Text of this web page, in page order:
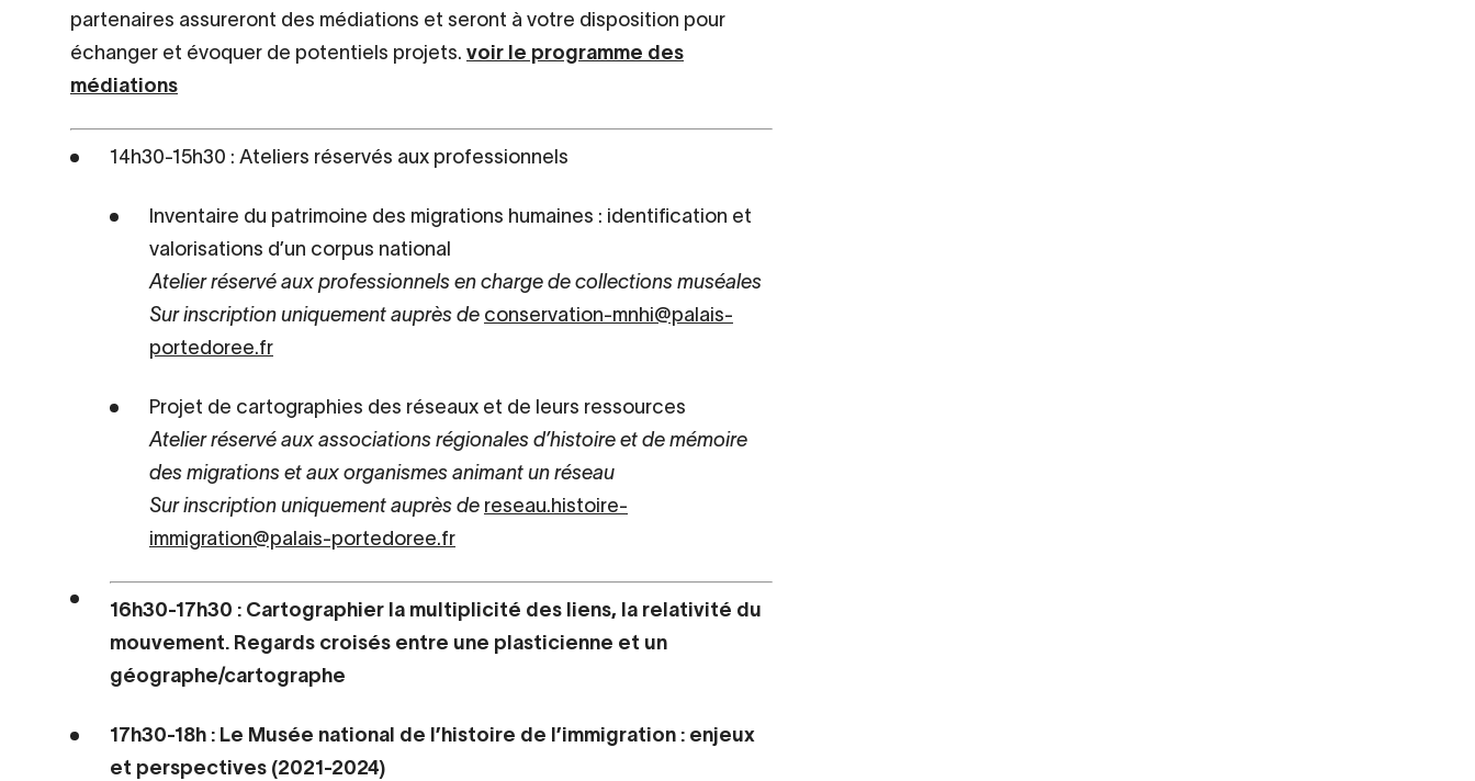
partenaires assureront des médiations et seront à votre disposition pour
échanger et évoquer de potentiels projets. voir le programme des
médiations
14h30-15h30 : Ateliers réservés aux professionnels
Inventaire du patrimoine des migrations humaines : identification et
valorisations d’un corpus national
Atelier réservé aux professionnels en charge de collections muséales
Sur inscription uniquement auprès de conservation-mnhi@palais-
portedoree.fr
Projet de cartographies des réseaux et de leurs ressources
Atelier réservé aux associations régionales d’histoire et de mémoire
des migrations et aux organismes animant un réseau
Sur inscription uniquement auprès de reseau.histoire-
immigration@palais-portedoree.fr
16h30-17h30 : Cartographier la multiplicité des liens, la relativité du
mouvement. Regards croisés entre une plasticienne et un
géographe/cartographe
17h30-18h : Le Musée national de l’histoire de l’immigration : enjeux
et perspectives (2021-2024)